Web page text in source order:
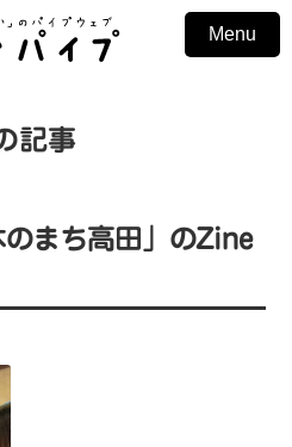
Menu
記事
まち高田」のZine